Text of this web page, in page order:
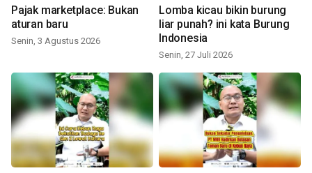
Pajak marketplace: Bukan
aturan baru
Senin, 3 Agustus 2026
Lomba kicau bikin burung
liar punah? ini kata Burung
Indonesia
Senin, 27 Juli 2026